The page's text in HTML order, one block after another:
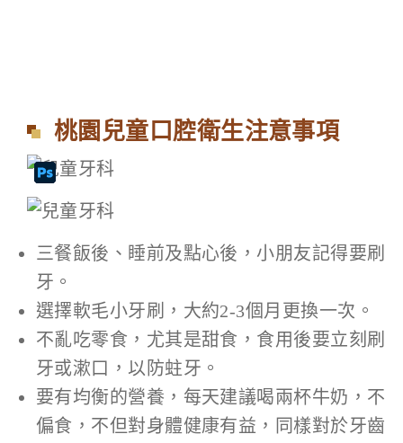
桃園兒童口腔衛生注意事項
三餐飯後、睡前及點心後，小朋友記得要刷
牙。
選擇軟毛小牙刷，大約2-3個月更換一次。
不亂吃零食，尤其是甜食，食用後要立刻刷
牙或漱口，以防蛀牙。
要有均衡的營養，每天建議喝兩杯牛奶，不
偏食，不但對身體健康有益，同樣對於牙齒